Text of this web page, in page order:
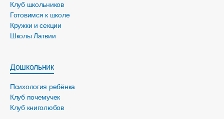
Клуб школьников
Готовимся к школе
Кружки и секции
Школы Латвии
Дошкольник
Психология ребёнка
Клуб почемучек
Клуб книголюбов